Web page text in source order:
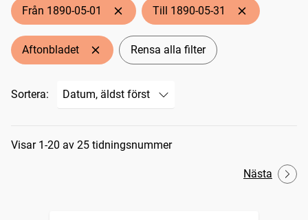
Från 1890-05-01 Till 1890-05-31
Aftonbladet Rensa alla filter
Sortera:
Sökresultat
Visar 1-20 av 25 tidningsnummer
Nästa